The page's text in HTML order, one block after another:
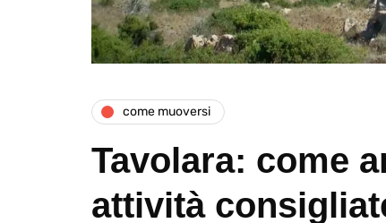
come muoversi
Tavolara: come
attività